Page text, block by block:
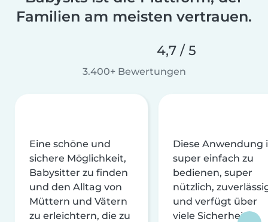
Familien am meisten vertrauen.
4,7 / 5
3.400+ Bewertungen
Eine schöne und
sichere Möglichkeit,
Babysitter zu finden
und den Alltag von
Müttern und Vätern
zu erleichtern, die zu
Diese Anwendung
super einfach zu
bedienen, super
nützlich,
und verfügt über
viele Sicherheits-